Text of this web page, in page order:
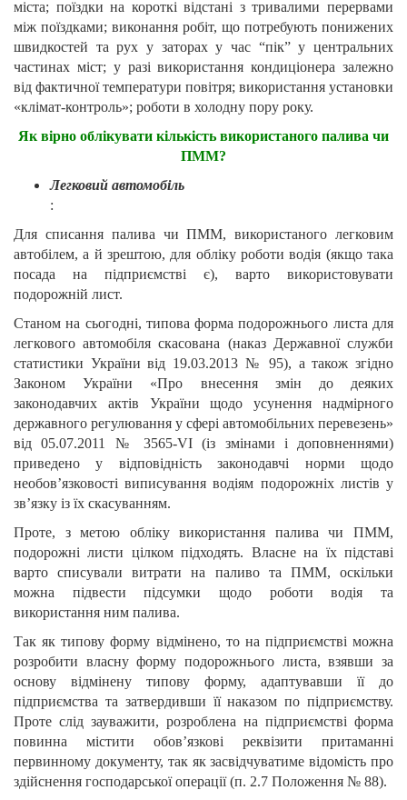
міста; поїздки на короткі відстані з тривалими перервами
між поїздками; виконання робіт, що потребують понижених
швидкостей та рух у заторах у час “пік” у центральних
частинах міст; у разі використання кондиціонера залежно
від фактичної температури повітря; використання установки
«клімат-контроль»; роботи в холодну пору року.
Як вірно облікувати кількість використаного палива чи
ПММ?
Легковий автомобіль
:
Для списання палива чи ПММ, використаного легковим
автобілем, а й зрештою, для обліку роботи водія (якщо така
посада на підприємстві є), варто використовувати
подорожній лист.
Станом на сьогодні, типова форма подорожнього листа для
легкового автомобіля скасована (наказ Державної служби
статистики України від 19.03.2013 № 95), а також згідно
Законом України «Про внесення змін до деяких
законодавчих актів України щодо усунення надмірного
державного регулювання у сфері автомобільних перевезень»
від 05.07.2011 № 3565-VI (із змінами і доповненнями)
приведено у відповідність законодавчі норми щодо
необов’язковості виписування водіям подорожніх листів у
зв’язку із їх скасуванням.
Проте, з метою обліку використання палива чи ПММ,
подорожні листи цілком підходять. Власне на їх підставі
варто списували витрати на паливо та ПММ, оскільки
можна підвести підсумки щодо роботи водія та
використання ним палива.
Так як типову форму відмінено, то на підприємстві можна
розробити власну форму подорожнього листа, взявши за
основу відмінену типову форму, адаптувавши її до
підприємства та затвердивши її наказом по підприємству.
Проте слід зауважити, розроблена на підприємстві форма
повинна містити обов’язкові реквізити притаманні
первинному документу, так як засвідчуватиме відомість про
здійснення господарської операції (п. 2.7 Положення № 88).